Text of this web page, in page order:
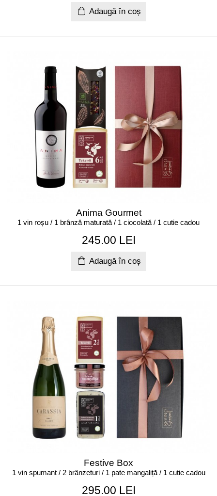
Adaugă în coș
Anima Gourmet
1 vin roșu / 1 brânză maturată / 1 ciocolată / 1 cutie cadou
245.00 LEI
Adaugă în coș
Festive Box
1 vin spumant / 2 brânzeturi / 1 pate mangaliță / 1 cutie cadou
295.00 LEI